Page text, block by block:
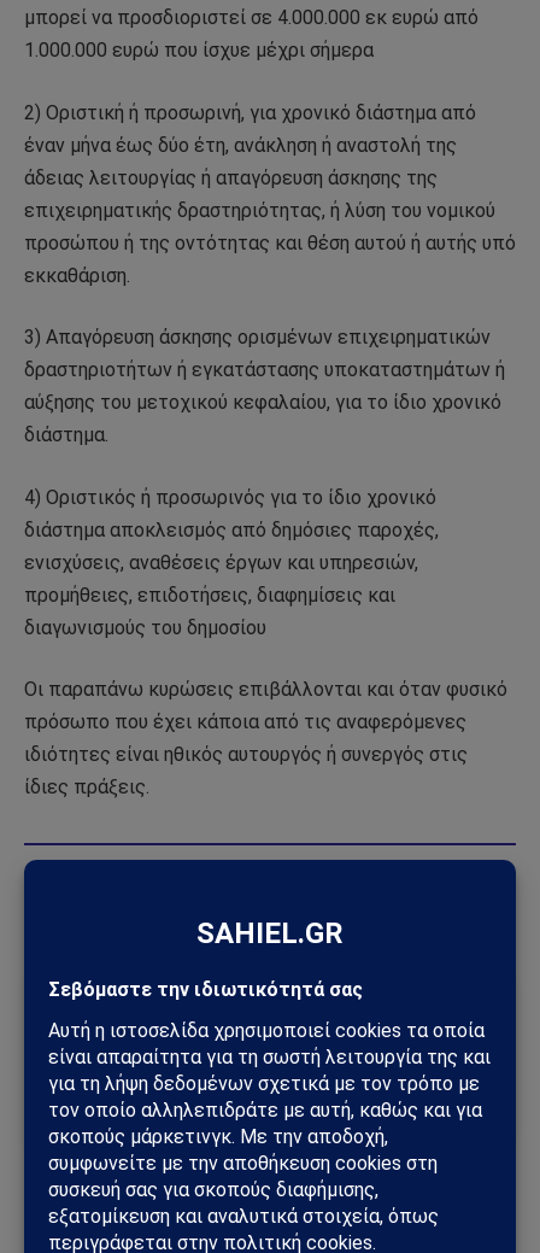
μπορεί να προσδιοριστεί σε 4.000.000 εκ ευρώ από
1.000.000 ευρώ που ίσχυε μέχρι σήμερα
2) Οριστική ή προσωρινή, για χρονικό διάστημα από
έναν μήνα έως δύο έτη, ανάκληση ή αναστολή της
άδειας λειτουργίας ή απαγόρευση άσκησης της
επιχειρηματικής δραστηριότητας, ή λύση του νομικού
προσώπου ή της οντότητας και θέση αυτού ή αυτής υπό
εκκαθάριση.
3) Απαγόρευση άσκησης ορισμένων επιχειρηματικών
δραστηριοτήτων ή εγκατάστασης υποκαταστημάτων ή
αύξησης του μετοχικού κεφαλαίου, για το ίδιο χρονικό
διάστημα.
4) Οριστικός ή προσωρινός για το ίδιο χρονικό
διάστημα αποκλεισμός από δημόσιες παροχές,
ενισχύσεις, αναθέσεις έργων και υπηρεσιών,
προμήθειες, επιδοτήσεις, διαφημίσεις και
διαγωνισμούς του δημοσίου
Οι παραπάνω κυρώσεις επιβάλλονται και όταν φυσικό
πρόσωπο που έχει κάποια από τις αναφερόμενες
ιδιότητες είναι ηθικός αυτουργός ή συνεργός στις
ίδιες πράξεις.
Ακολούθησε το Sahiel στο Google News
Πρόσθεσε το Sahiel ως προτιμώμενη πηγή για να λαμβάνεις
πρώτος τις σημαντικότερες ειδήσεις και αναλύσεις.
Add as a preferred source
Δημόσιο Ποινικός Κώδικας φυλακή